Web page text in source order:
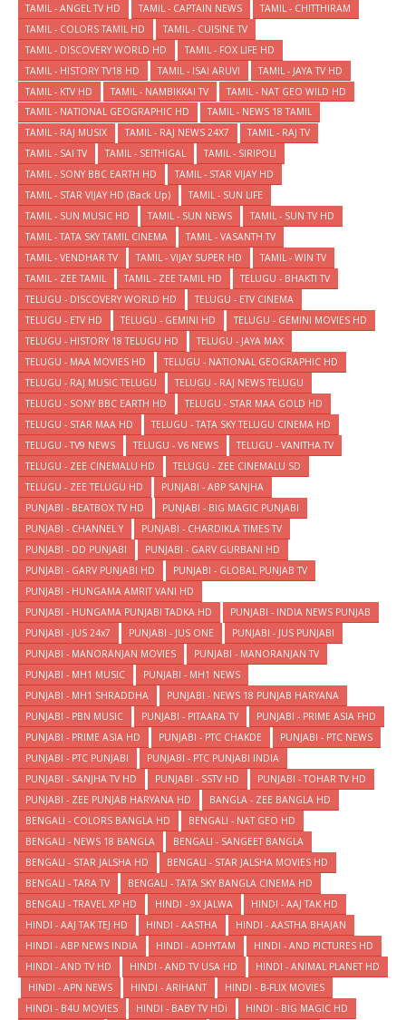
TAMIL - ANGEL TV HD
TAMIL - CAPTAIN NEWS
TAMIL - CHITTHIRAM
TAMIL - COLORS TAMIL HD
TAMIL - CUISINE TV
TAMIL - DISCOVERY WORLD HD
TAMIL - FOX LIFE HD
TAMIL - HISTORY TV18 HD
TAMIL - ISAI ARUVI
TAMIL - JAYA TV HD
TAMIL - KTV HD
TAMIL - NAMBIKKAI TV
TAMIL - NAT GEO WILD HD
TAMIL - NATIONAL GEOGRAPHIC HD
TAMIL - NEWS 18 TAMIL
TAMIL - RAJ MUSIX
TAMIL - RAJ NEWS 24X7
TAMIL - RAJ TV
TAMIL - SAI TV
TAMIL - SEITHIGAL
TAMIL - SIRIPOLI
TAMIL - SONY BBC EARTH HD
TAMIL - STAR VIJAY HD
TAMIL - STAR VIJAY HD (Back Up)
TAMIL - SUN LIFE
TAMIL - SUN MUSIC HD
TAMIL - SUN NEWS
TAMIL - SUN TV HD
TAMIL - TATA SKY TAMIL CINEMA
TAMIL - VASANTH TV
TAMIL - VENDHAR TV
TAMIL - VIJAY SUPER HD
TAMIL - WIN TV
TAMIL - ZEE TAMIL
TAMIL - ZEE TAMIL HD
TELUGU - BHAKTI TV
TELUGU - DISCOVERY WORLD HD
TELUGU - ETV CINEMA
TELUGU - ETV HD
TELUGU - GEMINI HD
TELUGU - GEMINI MOVIES HD
TELUGU - HISTORY 18 TELUGU HD
TELUGU - JAYA MAX
TELUGU - MAA MOVIES HD
TELUGU - NATIONAL GEOGRAPHIC HD
TELUGU - RAJ MUSIC TELUGU
TELUGU - RAJ NEWS TELUGU
TELUGU - SONY BBC EARTH HD
TELUGU - STAR MAA GOLD HD
TELUGU - STAR MAA HD
TELUGU - TATA SKY TELUGU CINEMA HD
TELUGU - TV9 NEWS
TELUGU - V6 NEWS
TELUGU - VANITHA TV
TELUGU - ZEE CINEMALU HD
TELUGU - ZEE CINEMALU SD
TELUGU - ZEE TELUGU HD
PUNJABI - ABP SANJHA
PUNJABI - BEATBOX TV HD
PUNJABI - BIG MAGIC PUNJABI
PUNJABI - CHANNEL Y
PUNJABI - CHARDIKLA TIMES TV
PUNJABI - DD PUNJABI
PUNJABI - GARV GURBANI HD
PUNJABI - GARV PUNJABI HD
PUNJABI - GLOBAL PUNJAB TV
PUNJABI - HUNGAMA AMRIT VANI HD
PUNJABI - HUNGAMA PUNJABI TADKA HD
PUNJABI - INDIA NEWS PUNJAB
PUNJABI - JUS 24x7
PUNJABI - JUS ONE
PUNJABI - JUS PUNJABI
PUNJABI - MANORANJAN MOVIES
PUNJABI - MANORANJAN TV
PUNJABI - MH1 MUSIC
PUNJABI - MH1 NEWS
PUNJABI - MH1 SHRADDHA
PUNJABI - NEWS 18 PUNJAB HARYANA
PUNJABI - PBN MUSIC
PUNJABI - PITAARA TV
PUNJABI - PRIME ASIA FHD
PUNJABI - PRIME ASIA HD
PUNJABI - PTC CHAKDE
PUNJABI - PTC NEWS
PUNJABI - PTC PUNJABI
PUNJABI - PTC PUNJABI INDIA
PUNJABI - SANJHA TV HD
PUNJABI - SSTV HD
PUNJABI - TOHAR TV HD
PUNJABI - ZEE PUNJAB HARYANA HD
BANGLA - ZEE BANGLA HD
BENGALI - COLORS BANGLA HD
BENGALI - NAT GEO HD
BENGALI - NEWS 18 BANGLA
BENGALI - SANGEET BANGLA
BENGALI - STAR JALSHA HD
BENGALI - STAR JALSHA MOVIES HD
BENGALI - TARA TV
BENGALI - TATA SKY BANGLA CINEMA HD
BENGALI - TRAVEL XP HD
HINDI - 9X JALWA
HINDI - AAJ TAK HD
HINDI - AAJ TAK TEJ HD
HINDI - AASTHA
HINDI - AASTHA BHAJAN
HINDI - ABP NEWS INDIA
HINDI - ADHYTAM
HINDI - AND PICTURES HD
HINDI - AND TV HD
HINDI - AND TV USA HD
HINDI - ANIMAL PLANET HD
HINDI - APN NEWS
HINDI - ARIHANT
HINDI - B-FLIX MOVIES
HINDI - B4U MOVIES
HINDI - BABY TV HDi
HINDI - BIG MAGIC HD